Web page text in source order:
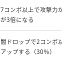
7コンボ以上で攻撃力
が3倍になる
闇ドロップで2コンボ
アップする（30％）